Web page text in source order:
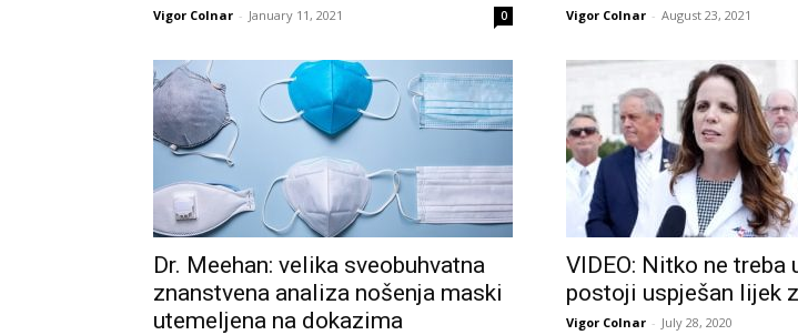
Vigor Colnar - January 11, 2021 0 Vigor Colnar - August 23, 2021
Dr. Meehan: velika sveobuhvatna
znanstvena analiza nošenja maski
utemeljena na dokazima
VIDEO: Nitko ne treba
postoji uspješan lijek
Vigor Colnar - July 28, 2020